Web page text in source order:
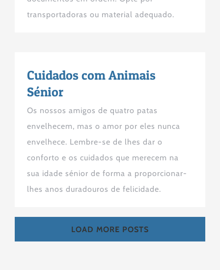
transportadoras ou material adequado.
Cuidados com Animais
Sénior
Os nossos amigos de quatro patas
envelhecem, mas o amor por eles nunca
envelhece. Lembre-se de lhes dar o
conforto e os cuidados que merecem na
sua idade sénior de forma a proporcionar-
lhes anos duradouros de felicidade.
LOAD MORE POSTS